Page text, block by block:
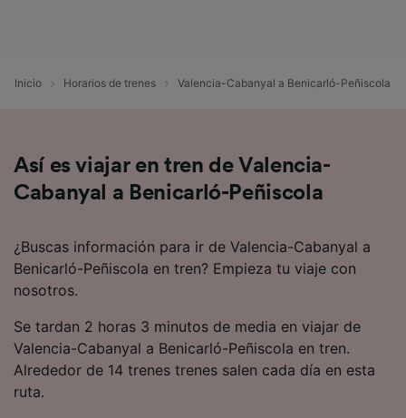
Inicio Horarios de trenes Valencia-Cabanyal a Benicarló-Peñiscola
Así es viajar en tren de Valencia-
Cabanyal a Benicarló-Peñiscola
¿Buscas información para ir de Valencia-Cabanyal a
Benicarló-Peñiscola en tren? Empieza tu viaje con
nosotros.
Se tardan 2 horas 3 minutos de media en viajar de
Valencia-Cabanyal a Benicarló-Peñiscola en tren.
Alrededor de 14 trenes trenes salen cada día en esta
ruta.
contenido personalizados, medición de
Lista de asociados (proveedores)